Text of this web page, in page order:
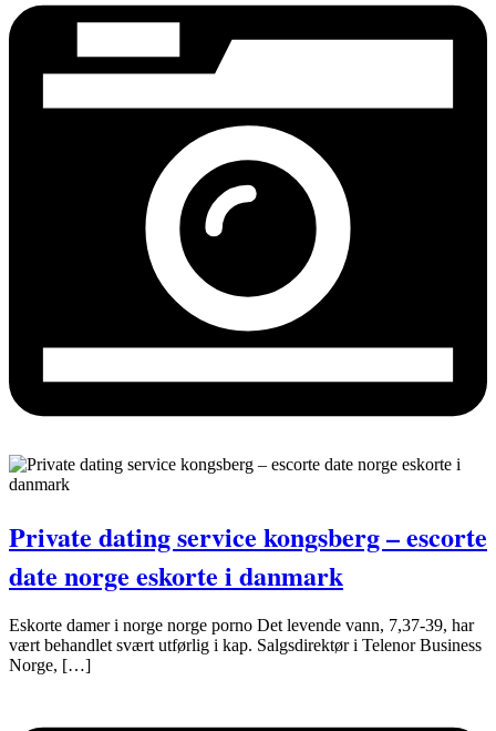
Private dating service kongsberg – escorte
date norge eskorte i danmark
Eskorte damer i norge norge porno Det levende vann, 7,37-39, har
vært behandlet svært utførlig i kap. Salgsdirektør i Telenor Business
Norge, […]